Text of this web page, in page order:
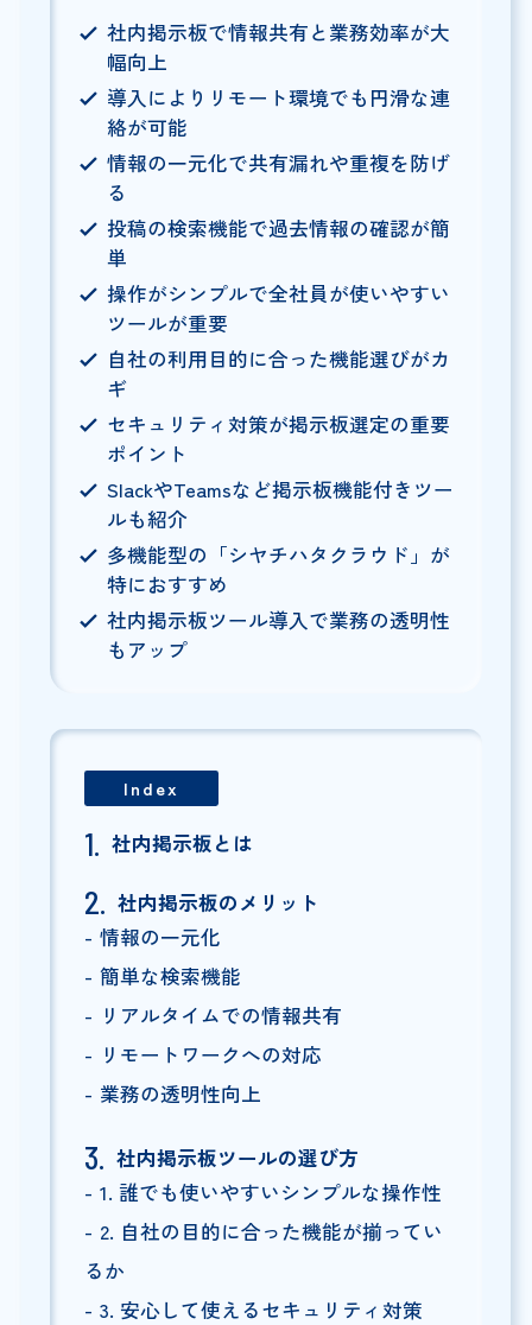
社内掲示板で情報共有と業務効率が大
幅向上
導入によりリモート環境でも円滑な連
絡が可能
情報の一元化で共有漏れや重複を防げ
る
投稿の検索機能で過去情報の確認が簡
単
操作がシンプルで全社員が使いやすい
ツールが重要
自社の利用目的に合った機能選びがカ
ギ
セキュリティ対策が掲示板選定の重要
ポイント
SlackやTeamsなど掲示板機能付きツー
ルも紹介
多機能型の「シヤチハタクラウド」が
特におすすめ
社内掲示板ツール導入で業務の透明性
もアップ
Index
社内掲示板とは
社内掲示板のメリット
情報の一元化
簡単な検索機能
リアルタイムでの情報共有
リモートワークへの対応
業務の透明性向上
社内掲示板ツールの選び方
1. 誰でも使いやすいシンプルな操作性
2. 自社の目的に合った機能が揃ってい
るか
3. 安心して使えるセキュリティ対策